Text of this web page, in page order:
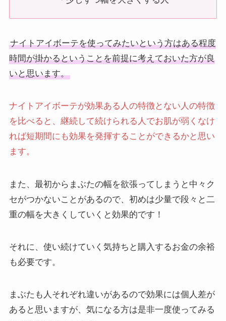
ナイトアイボーテを使ってみたいという方はある程度
時間が掛かるということを前提に考えておいた方が良
いと思います。
ナイトアイボーテが効果ある人の特徴とない人の特徴
を比べると、継続して続けられる人でお肌が弱くなけ
れば短期間にも効果を発揮することができるかと思い
ます。
また、最初からまぶたの幅を欲張ってしまうと中々ク
セがつかないことがあるので、初めは少量で段々と二
重の幅を大きくしていくと効果的です！
それに、使い続けていく気持ちと購入するお金の余裕
も必要です。
まぶたも人それぞれ違いがあるので効果には個人差が
あると思いますが、気になる方は是非一度使ってみる